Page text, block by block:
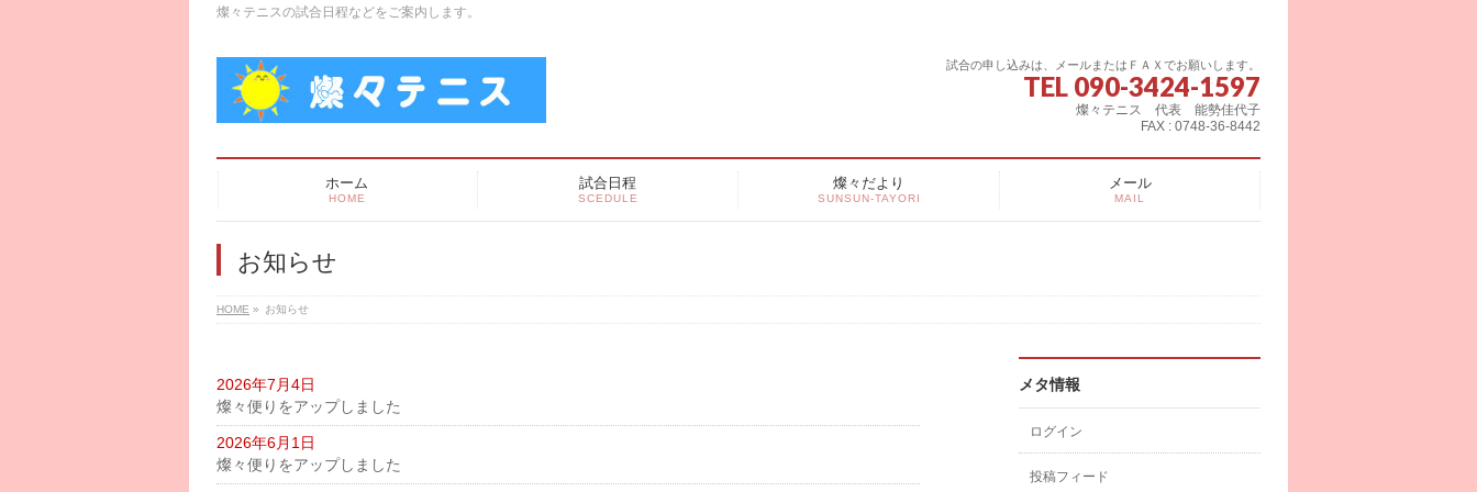
燦々テニスの試合日程などをご案内します。
試合の申し込みは、メールまたはＦＡＸでお願いします。
TEL 090-3424-1597
燦々テニス 代表 能勢佳代子
FAX : 0748-36-8442
ホーム
HOME
試合日程
SCEDULE
燦々だより
SUNSUN-TAYORI
メール
MAIL
お知らせ
HOME » お知らせ
2026年7月4日
燦々便りをアップしました
2026年6月1日
燦々便りをアップしました
メタ情報
ログイン
投稿フィード